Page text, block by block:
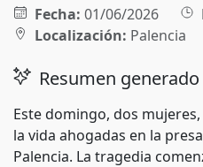
Fecha: 01/06/2026
Localización: Palencia
Resumen
Este domingo, dos
la vida ahogadas en la
Palencia. La tragedia